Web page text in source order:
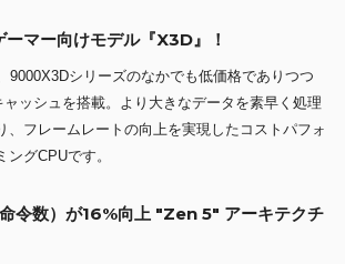
マー向けモデル『X3D』！
9000X3Dシリーズのなかでも低価格でありつつ
ャッシュを搭載。より大きなデータを素早く処理
、フレームレートの向上を実現したコストパフォ
グCPUです。
令数）が16%向上 "Zen 5" アーキテクチ